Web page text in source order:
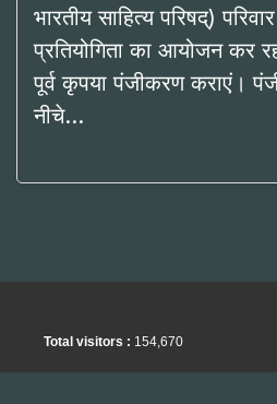
भारतीय साहित्य परिषद्)
प्रतियोगिता का आयोजन कर
पूर्व कृपया पंजीकरण कराएं।
नीचे…
Total visitors : 154,670